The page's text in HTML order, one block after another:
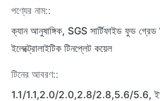
পণ্যের নাম::
ক্যান আনুষাঙ্গিক, SGS সার্টিফাইড ফুড
ইলেক্ট্রোলাইটিক টিনপ্লেট কয়েল
টিনের আবরণ::
1.1/1.1,2.0/2.0,2.8/2.8,5.6/5.6,